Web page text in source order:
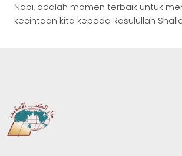
Nabi, adalah momen terbaik untuk
kecintaan kita kepada Rasulullah